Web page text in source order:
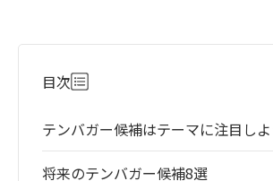
目次
テンバガー候補はテーマに注目しよ
将来のテンバガー候補8選